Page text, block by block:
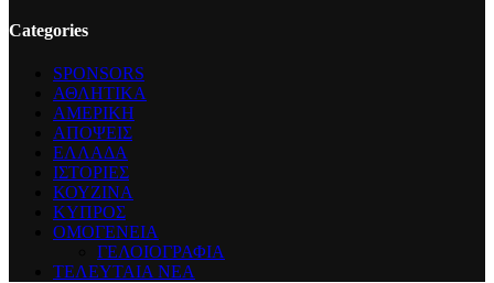
Categories
SPONSORS
ΑΘΛΗΤΙΚΑ
ΑΜΕΡΙΚΗ
ΑΠΟΨΕΙΣ
ΕΛΛΑΔΑ
ΙΣΤΟΡΙΕΣ
ΚΟΥΖΙΝΑ
ΚΥΠΡΟΣ
ΟΜΟΓΕΝΕΙΑ
ΓΕΛΟΙΟΓΡΑΦΙΑ
ΤΕΛΕΥΤΑΙΑ ΝΕΑ